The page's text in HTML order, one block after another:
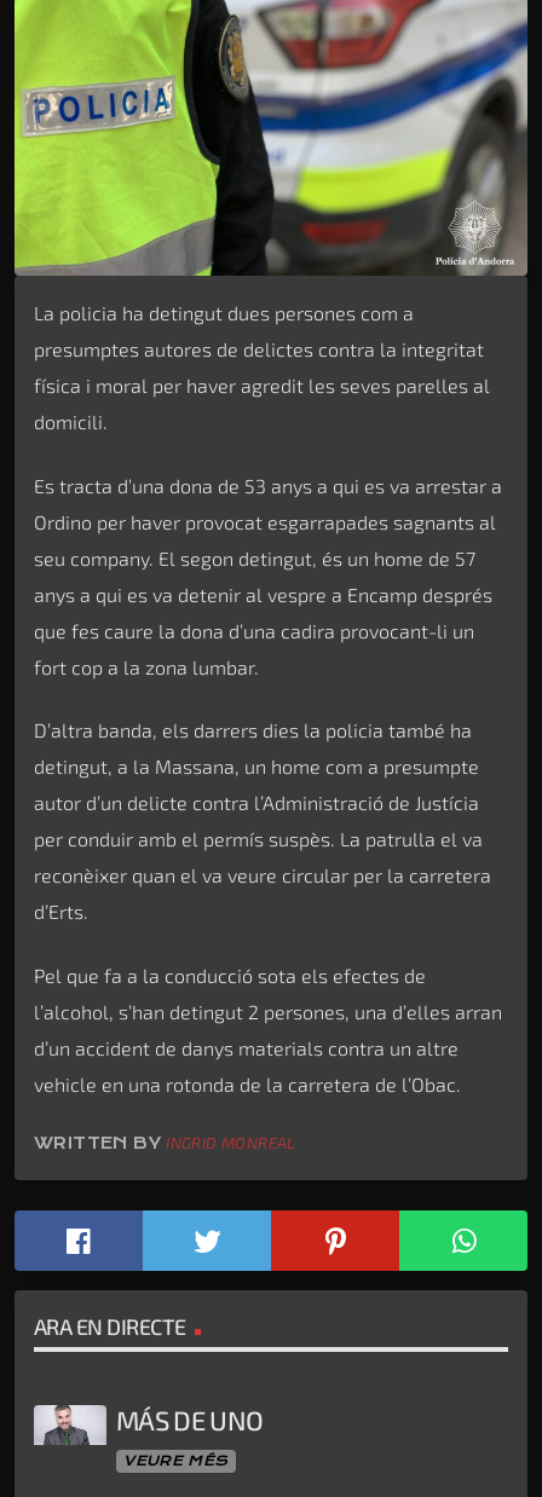
La policia ha detingut dues persones com a
presumptes autores de delictes contra la integritat
física i moral per haver agredit les seves parelles al
domicili.
Es tracta d’una dona de 53 anys a qui es va arrestar a
Ordino per haver provocat esgarrapades sagnants al
seu company. El segon detingut, és un home de 57
anys a qui es va detenir al vespre a Encamp després
que fes caure la dona d’una cadira provocant-li un
fort cop a la zona lumbar.
D’altra banda, els darrers dies la policia també ha
detingut, a la Massana, un home com a presumpte
autor d’un delicte contra l’Administració de Justícia
per conduir amb el permís suspès. La patrulla el va
reconèixer quan el va veure circular per la carretera
d’Erts.
Pel que fa a la conducció sota els efectes de
l’alcohol, s’han detingut 2 persones, una d’elles arran
d’un accident de danys materials contra un altre
vehicle en una rotonda de la carretera de l’Obac.
WRITTEN BYINGRID MONREAL
ARA EN DIRECTE
MÁS DE UNO
VEURE MÉS